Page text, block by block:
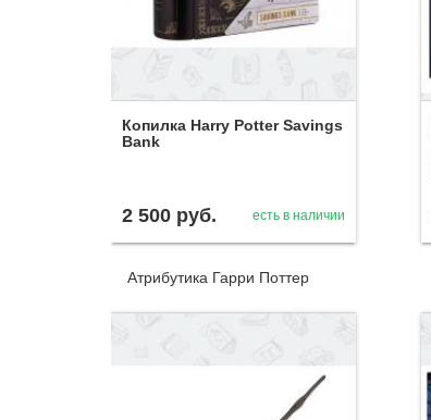
Копилка Harry Potter Savings
Bank
2 500 руб. есть в наличии
Атрибутика Гарри Поттер